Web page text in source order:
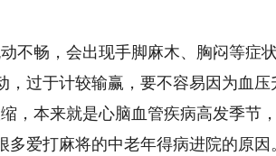
畅，会出现手脚麻木、胸闷等症
，过于计较输赢，要不容易因为血压
，本来就是心脑血管疾病高发季节
多爱打麻将的中老年得病进院的原因